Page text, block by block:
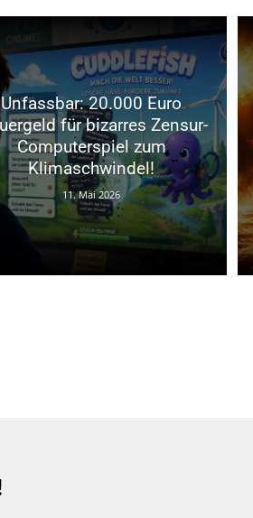
Unfassbar: 20.000 Euro
für bizarres Zensur-
Computerspiel zum
Klimaschwindel!
11. Mai 2026